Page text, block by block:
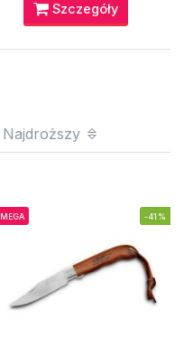
Szczegóły
Najdroższy
MEGA -41%